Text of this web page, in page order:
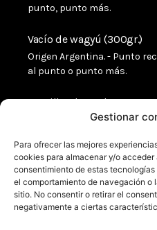
Gestionar
Para ofrecer las mejores
cookies para almacenar y/o
consentimiento de estas
el comportamiento de navegación
sitio. No consentir o retirar el
negativamente a ciertas
punto, punto más.
Vacío de wagyú (300gr.)
Origen Argentina. - Punto
al punto o punto más.
Costillar de cerdo BBQ &
caramelización perfecta.
Chuletón de Vaca
Piedra (1kg.) con papatas
Raza Simmental, origen